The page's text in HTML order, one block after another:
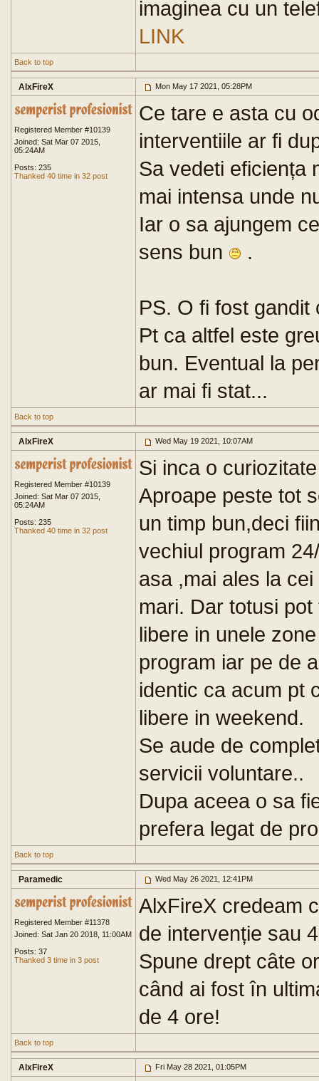
imaginea cu un
LINK
Back to top
AlxFireX Mon May 17 2021, 05:28PM
Registered Member #10139
Joined: Sat Mar 07 2015,
05:24AM
Posts: 235
Thanked 40 time in 32 post
Ce tare e asta cu
interventiile ar fi
Sa vedeti eficiența
mai intensa unde
Iar o sa ajungem
sens bun
.
PS. O fi fost
Pt ca altfel este
bun. Eventual la
ar mai fi stat...
Back to top
AlxFireX Wed May 19 2021, 10:07AM
Registered Member #10139
Joined: Sat Mar 07 2015,
05:24AM
Posts: 235
Thanked 40 time in 32 post
Si inca o
Aproape peste tot
un timp bun,deci
vechiul program
asa ,mai ales la
mari. Dar totusi
libere in unele
program iar pe de
identic ca acum pt
libere in weekend.
Se aude de
servicii voluntare..
Dupa aceea o sa
prefera legat de
Back to top
Paramedic Wed May 26 2021, 12:41PM
Registered Member #11378
Joined: Sat Jan 20 2018, 11:00AM
Posts: 37
Thanked 3 time in 3 post
AlxFireX credeam
de intervenție sau
Spune drept câte
când ai fost în
de 4 ore!
Back to top
AlxFireX Fri May 28 2021, 01:05PM